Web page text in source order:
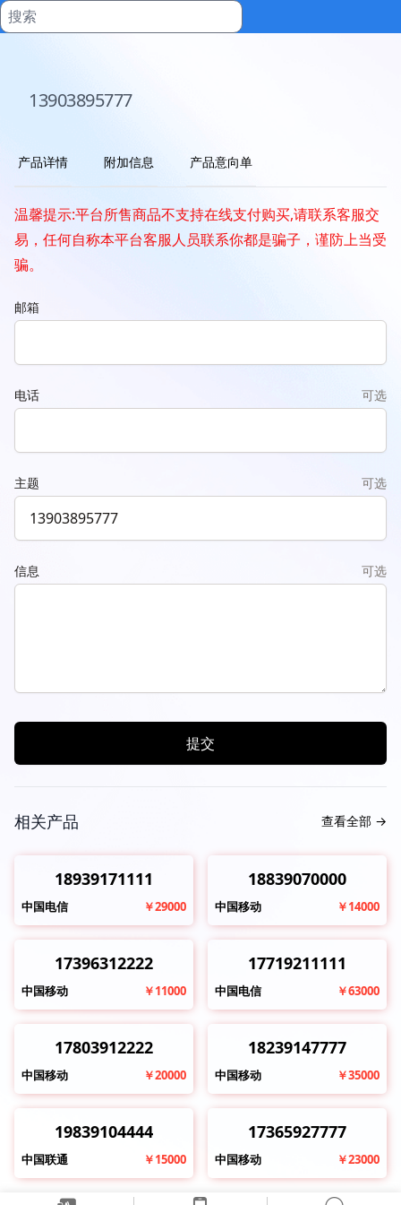
13903895777
产品详情 附加信息 产品意向单
温馨提示:平台所售商品不支持在线支付购买,请联系客服交
易，任何自称本平台客服人员联系你都是骗子，谨防上当受
骗。
邮箱
电话 可选
主题 可选
信息 可选
提交
相关产品 查看全部 →
18939171111
中国电信 ￥29000
18839070000
中国移动 ￥14000
17396312222
中国移动 ￥11000
17719211111
中国电信 ￥63000
17803912222
中国移动 ￥20000
18239147777
中国移动 ￥35000
19839104444
中国联通 ￥15000
17365927777
中国移动 ￥23000